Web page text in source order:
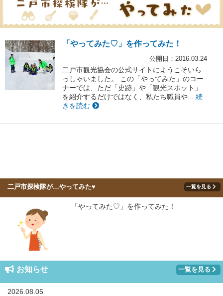
「やってみた♡」を作ってみた！
公開日：2016.03.24
二戸市観光協会の公式サイトにようこそいら
っしゃいました。 この「やってみた」のコー
ナーでは、ただ「史跡」や「観光スポット」
を紹介するだけではなく、私たち職員や... 続
きを読む
二戸市探検隊が…やってみた♥ 一覧を見る
「やってみた♡」を作ってみた！
お知らせ 一覧を見る
2026.08.05